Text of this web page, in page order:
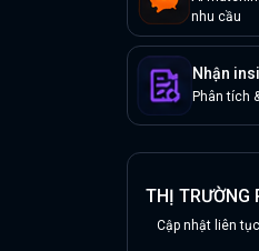
nhu cầu
Nhận
Phân tích
THỊ TRƯỜNG
Cập nhật liên tục